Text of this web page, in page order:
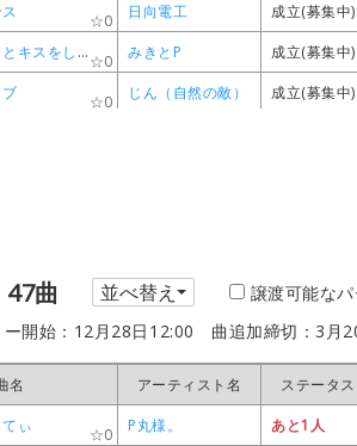
0 日向電工 成立(募集中)
僕は初音ミクとキスをした
0 みきとP 成立(募集中)
0 じん（自然の敵） 成立(募集中)
0 40mP 成立(募集中)
コード
0 じん 成立(募集中)
すりぃ 成立(募集中)
0 ヒトリエ 成立
0 日向電工 成立(募集中)
僕は初音ミクとキスをした
0 みきとP 成立(募集中)
0 じん（自然の敵） 成立(募集中)
0 40mP 成立(募集中)
コード
0 じん 成立(募集中)
すりぃ 成立(募集中)
0 ヒトリエ 成立
0 日向電工 成立(募集中)
僕は初音ミクとキスをした
0 みきとP 成立(募集中)
0 じん（自然の敵） 成立(募集中)
0 40mP 成立(募集中)
コード
0 じん 成立(募集中)
すりぃ 成立(募集中)
0 ヒトリエ 成立
0 日向電工 成立(募集中)
僕は初音ミクとキスをした
0 みきとP 成立(募集中)
0 じん（自然の敵） 成立(募集中)
0 40mP 成立(募集中)
コード
0 じん 成立(募集中)
すりぃ 成立(募集中)
0 ヒトリエ 成立
曲 並べ替え
譲渡可能な
ー開始：12月28日12:00 曲追加締切：3月
名 アーティスト名 ステータス
ぃ
0 P丸様。 あと1人
名 アーティスト名 ステータス
ぃ
0 P丸様。 あと1人
名 アーティスト名 ステータス
ぃ
0 P丸様。 あと1人
名 アーティスト名 ステータス
ぃ
0 P丸様。 あと1人